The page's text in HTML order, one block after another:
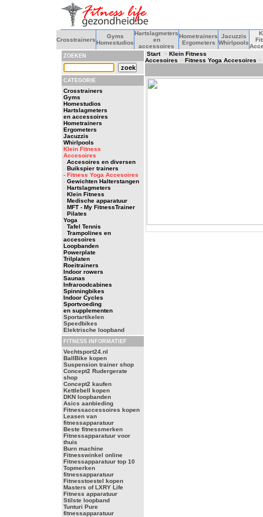
Crosstrainers
Gyms
Homestudios
Hartslagmeters
en
accessoires
Hometrainers
Ergometers
Jacuzzis
Whirlpools
ZOEKEN
CATEGORIE
Crosstrainers
Gyms
Homestudios
Hartslagmeters
en accessoires
Hometrainers
Ergometers
Jacuzzis
Whirlpools
Klein Fitness
Accesoires
- Accesoires en diversen
- Buikspier trainers
- Fitness Yoga Accesoires
- Gewichten Halterstangen
- Hartslagmeters
- Klein Fitness
- Medische apparatuur
- MFT - My FitnessTrainer
- Pilates
Yoga
- Tafel Tennis
- Trampolines en
accesoires
Loopbanden
Powerplate
Trilplaten
Roeitrainers
Indoor rowers
Saunas
Infraroodcabines
Spinningbikes
Indoor Cycles
Sportvoeding
en supplementen
Sportartikelen
Speedbikes
Elektrische loopband
FITNESS INFORMATIEF
Vechtsport24.nl
BallBike kopen
Suspension trainer shop
Concept2 Rudergerate
shop
Concept2 kaufen
Kettlebell kopen
DKN loopbanden
Asics aanbieding
Fitnessaccessoires kopen
Leasen van
fitnessapparatuur
Beste fitnessmerken
Fitnessapparatuur voor
thuis
Burn machine
Fitnesswinkel online
Fitnessapparatuur top 10
Topmerken
fitnessapparatuur
Fitnesstoestel kopen
Masters of LXRY Life
Fitness apparatuur
Stilste loopband
Tunturi Pure
fitnessapparatuur
Start> Klein Fitness
Accesoires > Fitness Yoga Accesoires